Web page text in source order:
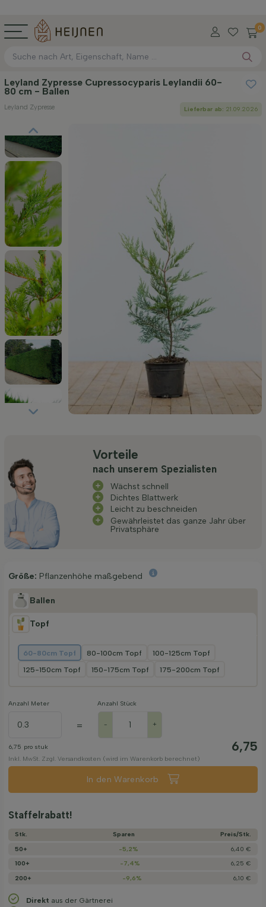
0
Leyland Zypresse Cupressocyparis Leylandii 60-
80 cm - Ballen
Leyland Zypresse Lieferbar ab: 21.09.2026
Vorteile
nach unserem Spezialisten
Wächst schnell
Dichtes Blattwerk
Leicht zu beschneiden
Gewährleistet das ganze Jahr über
Privatsphäre
Größe: Pflanzenhöhe maßgebend
Topf
Ballen
60-80cm Topf 80-100cm Topf
100-125cm Topf
125-150cm Topf
150-175cm Topf 175-200cm Topf
Anzahl Meter
=
Anzahl Stück
- +
6,75 pro stuk 6,75
Inkl. MwSt. Zzgl. Versandkosten (wird im Warenkorb berechnet)
In den Warenkorb
Staffelrabatt!
Stk. Sparen
Preis/­Stk.
50+
-5,2%
6,40 €
100+
-7,4%
6,25 €
200+
-9,6% 6,10 €
Direkt aus der Gärtnerei